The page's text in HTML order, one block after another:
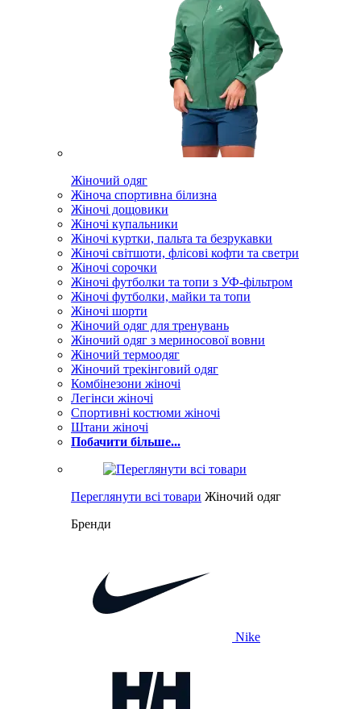
Жіночий одяг
Жіноча спортивна білизна
Жіночі дощовики
Жіночі купальники
Жіночі куртки, пальта та безрукавки
Жіночі світшоти, флісові кофти та светри
Жіночі сорочки
Жіночі футболки та топи з УФ-фільтром
Жіночі футболки, майки та топи
Жіночі шорти
Жіночий одяг для тренувань
Жіночий одяг з мериносової вовни
Жіночий термоодяг
Жіночий трекінговий одяг
Комбінезони жіночі
Легінси жіночі
Спортивні костюми жіночі
Штани жіночі
Побачити більше...
Переглянути всі товари Жіночий одяг
Бренди
Nike